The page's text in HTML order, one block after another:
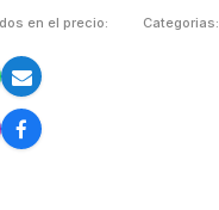
en el precio: Categorias: